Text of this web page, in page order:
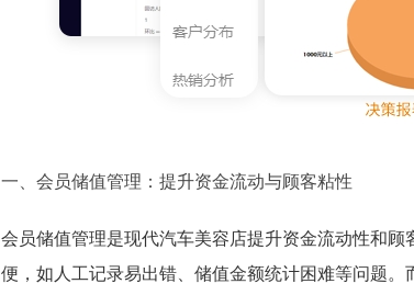
一、会员储值管理：提升资金流动与顾客粘性
会员储值管理是现代汽车美容店提升资金流动性和
便，如人工记录易出错、储值金额统计困难等问题